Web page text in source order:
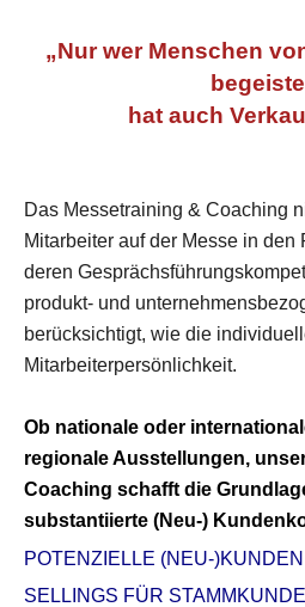
„Nur wer Menschen
hat auch
Das Messetraining & Coaching
Mitarbeiter auf der Messe in
deren
produkt- und
berücksichtigt, wie die
Mitarbeiterpersönlichkeit.
Ob nationale oder
regionale Ausstellungen,
Coaching schafft die
substantiierte (Neu-)
POTENZIELLE (NEU-
SELLINGS FÜR